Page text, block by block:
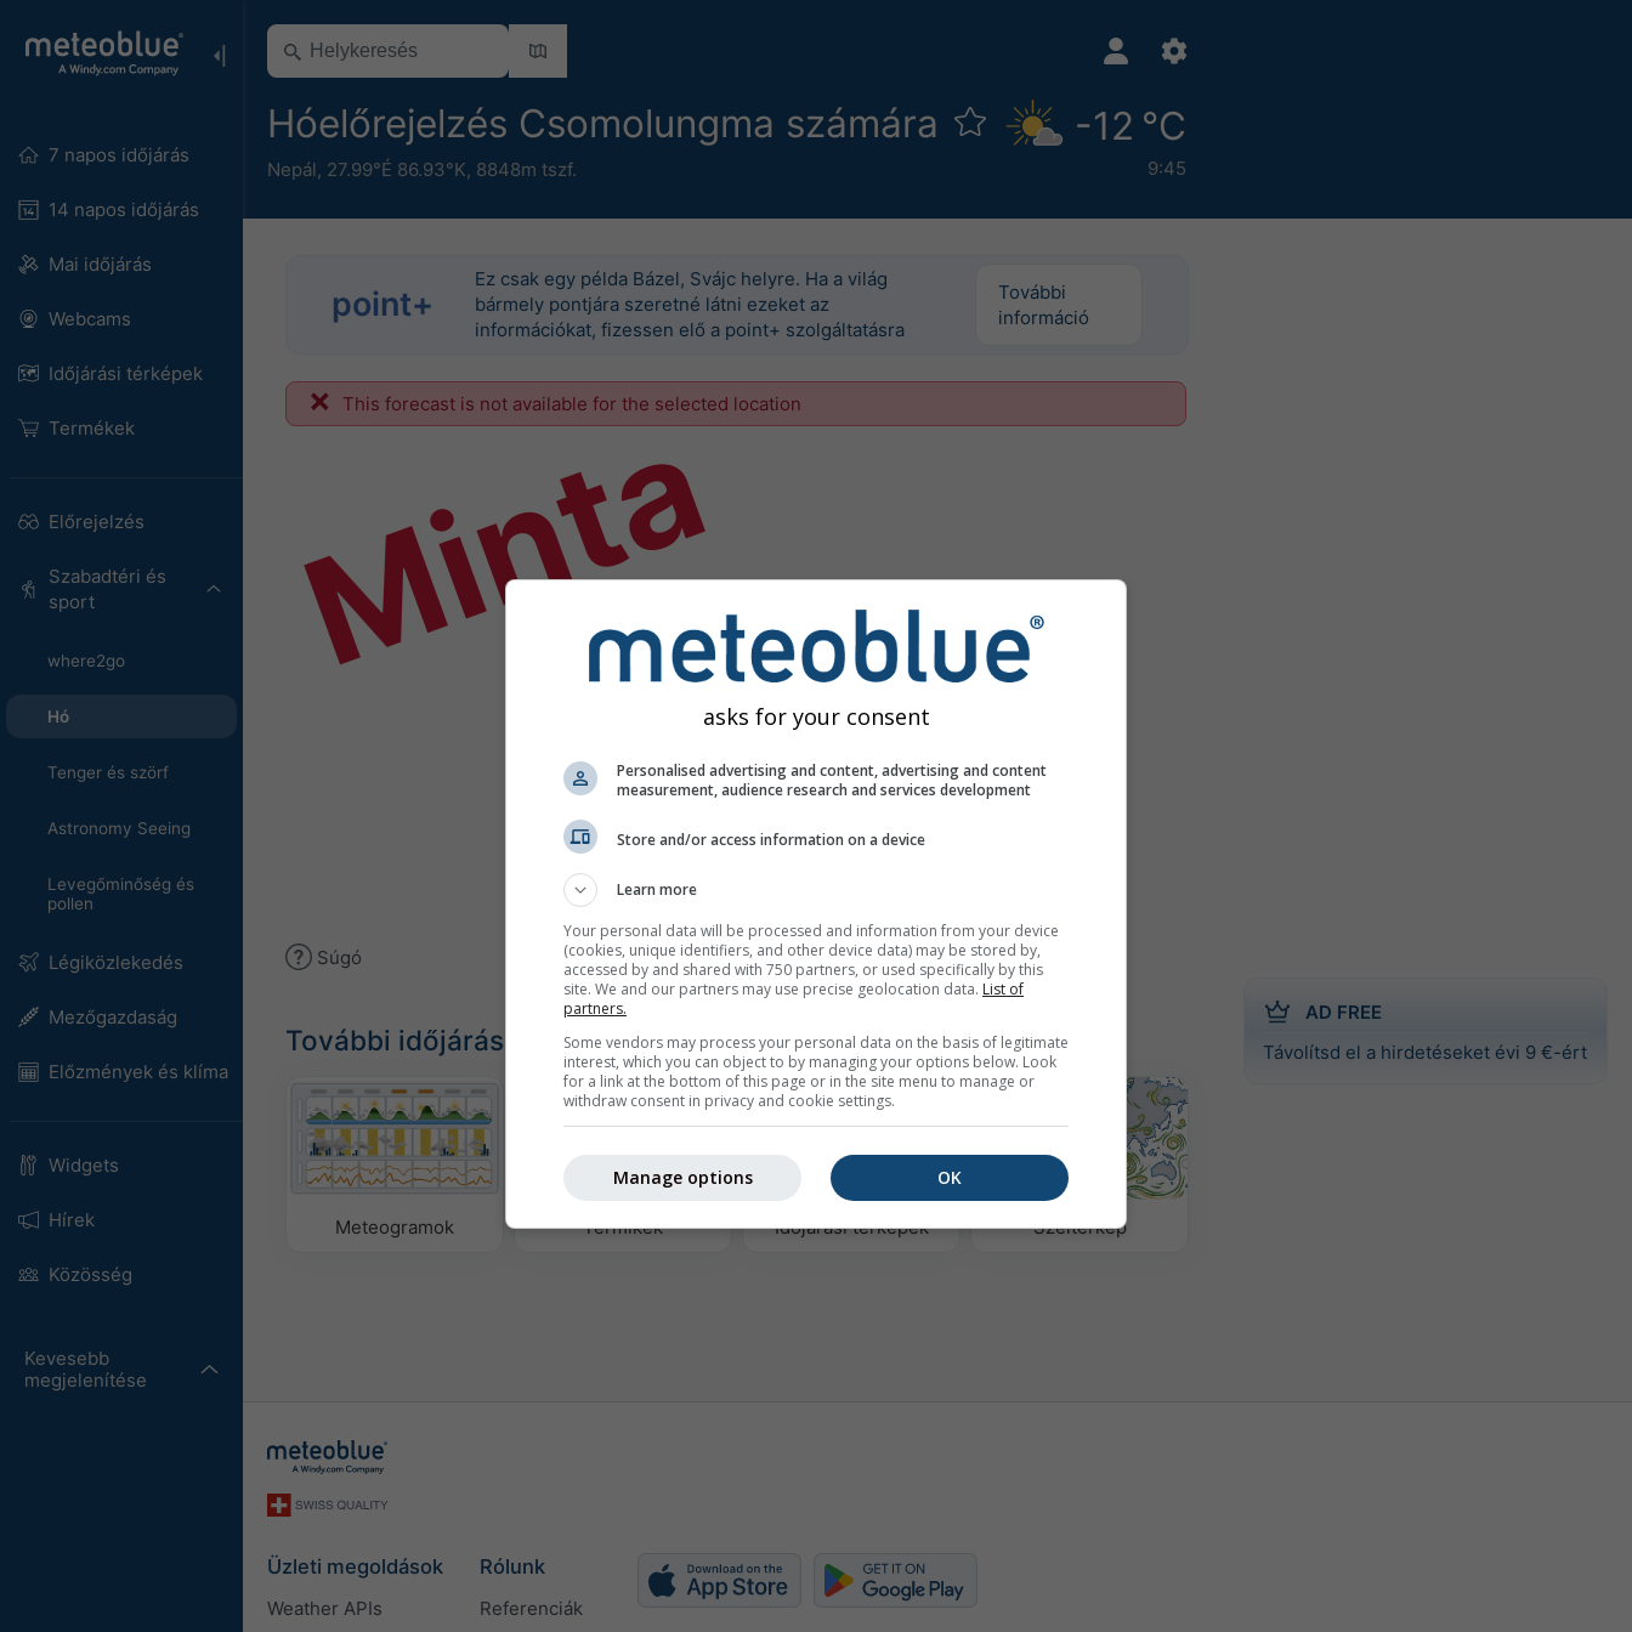
7 napos időjárás
14 napos időjárás
Mai időjárás
Webcams
Időjárási térképek
Termékek
Előrejelzés
Szabadtéri és
sport
where2go
Hó
Tenger és szörf
Astronomy Seeing
Levegőminőség és
pollen
Légiközlekedés
Mezőgazdaság
Előzmények és klíma
Widgets
Hírek
Közösség
Kevesebb
megjelenítése
Hóelőrejelzés Csomolungma számára
Nepál, 27.99°É 86.93°K, 8848m tszf.
-12 °C
9:45
AD FREE
Távolítsd el a hirdetéseket évi 9 €-ért
point+
Ez csak egy példa Bázel, Svájc helyre. Ha a világ
bármely pontjára szeretné látni ezeket az
információkat, fizessen elő a point+ szolgáltatásra
További
információ
This forecast is not available for the selected location
Minta
Súgó
További időjárási adatok
Meteogramok Termikek Időjárási térképek Széltérkép
Üzleti megoldások
Weather APIs
Rólunk
Referenciák
asks for your consent
Personalised advertising and content, advertising and content
measurement, audience research and services development
Store and/or access information on a device
Learn more
Your personal data will be processed and information from your device
(cookies, unique identifiers, and other device data) may be stored by,
accessed by and shared with 750 partners, or used specifically by this
site. We and our partners may use precise geolocation data. List of
partners.
Some vendors may process your personal data on the basis of legitimate
interest, which you can object to by managing your options below. Look
for a link at the bottom of this page or in the site menu to manage or
withdraw consent in privacy and cookie settings.
OK
Manage options